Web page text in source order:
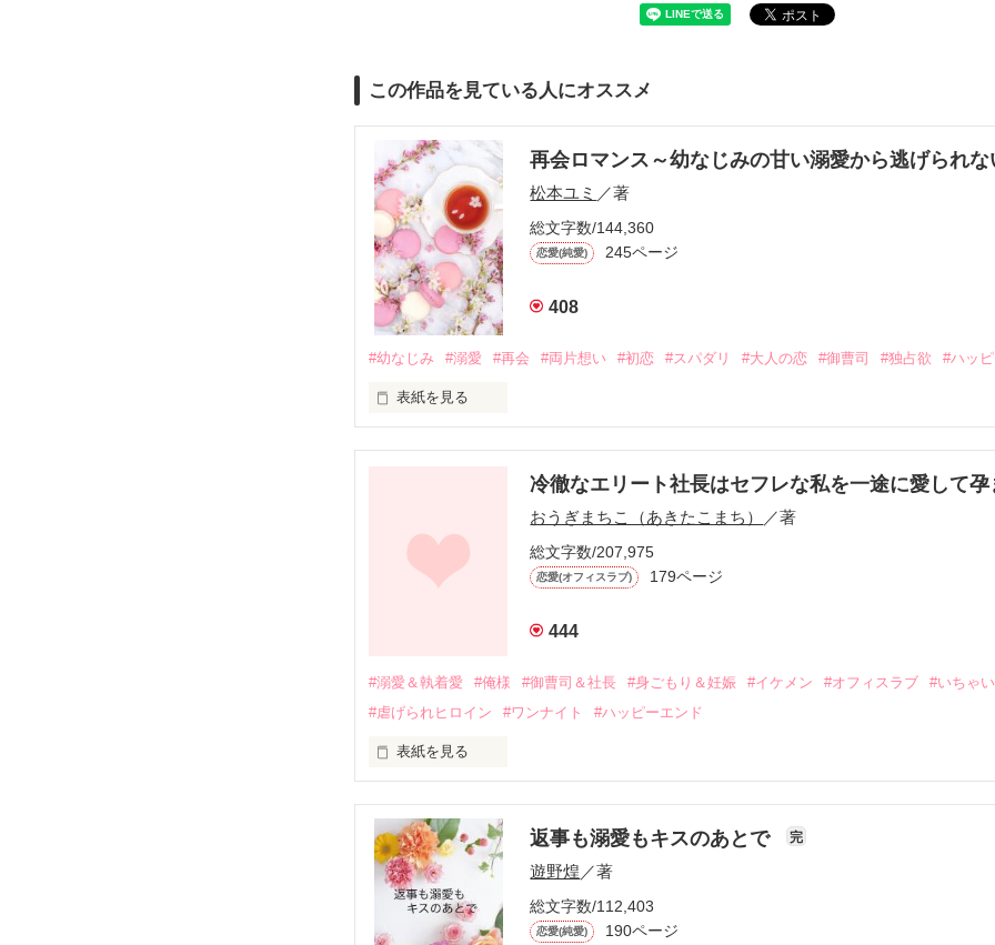
この作品を見ている人にオススメ
再会ロマンス～幼なじみの甘い溺愛から逃げられな
松本ユミ ／著
総文字数/144,360
恋愛(純愛) 245ページ
408
#幼なじみ #溺愛 #再会 #両片想い #初恋 #スパダリ #大人の恋 #御曹司 #独占欲 #ハッ
表紙を見る
しかし、ある出来事をきっかけに二人の関係は壊れてしまう。
関係修復もできないまま、美桜は両親の離婚によって
引っ越すことになり、哲平とも離れ離れになった。
そして、ひょんなことから
酔った勢いで一夜を共にしてしまった。
さらに、美桜が初めてだと知った哲平は
甘やかしてくる。
そんなある日、哲平は美桜がストーカー被害に
遭っていることを知る。
美桜を守るため、哲平は同居を提案してきて――。
冷徹なエリート社長はセフレな私を一途に愛して孕
おうぎまちこ（あきたこまち） ／著
総文字数/207,975
恋愛(オフィスラブ) 179ページ
444
#溺愛＆執着愛 #俺様 #御曹司＆社長 #身ごもり＆妊娠 #イケメン #オフィスラブ
#いちゃ
#虐げられヒロイン
#ワンナイト #ハッピーエンド
表紙を見る
帰国後、美桜は新しい職場でワンナイトした美青年と再会。なんと彼の正体は、とあ
も関わらず、一族を離れて起業した新進気鋭の実業家、社内でも冷徹だと評判な社長
人だったのだ――！
なぜか恭司から飼い猫の世話係を命じられた美桜は、猫の世話を口実にしばしば呼び
返事も溺愛もキスのあとで 完
遊野煌 ／著
総文字数/112,403
恋愛(純愛) 190ページ